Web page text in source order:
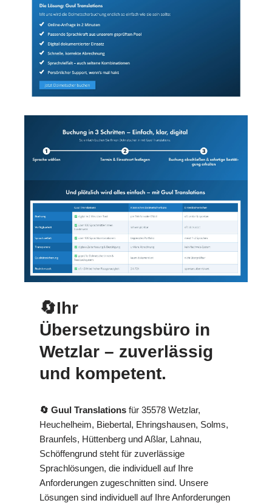
🔄Ihr
Übersetzungsbüro in
Wetzlar – zuverlässig
und kompetent.
🔄 Guul Translations für 35578 Wetzlar,
Heuchelheim, Biebertal, Ehringshausen, Solms,
Braunfels, Hüttenberg und Aßlar, Lahnau,
Schöffengrund steht für zuverlässige
Sprachlösungen, die individuell auf Ihre
Anforderungen zugeschnitten sind. Unsere
Lösungen sind individuell auf Ihre Anforderungen